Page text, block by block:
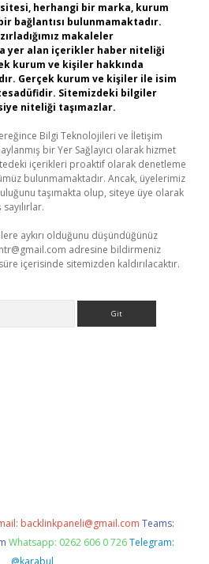
herhangi bir marka, kurum
bağlantısı bulunmamaktadır.
makaleler
yer alan içerikler haber niteliği
kurum ve kişiler hakkında
Gerçek kurum ve kişiler ile isim
Sitemizdeki bilgiler
niteliği taşımazlar.
Bilgi Teknolojileri ve İletişim
bir Yer Sağlayıcı olarak hizmet
içerikleri proaktif olarak denetleme
bulunmamaktadır. Ancak, üyelerimiz
taşımakta olup, siteye üye olarak
aykırı olduğunu düşündüğünüz
adresine bildirmeniz
içerisinde sitemizden kaldırılacaktır.
backlinkpaneli@gmail.com Teams:
Whatsapp: 0262 606 0 726 Telegram:
@karabul